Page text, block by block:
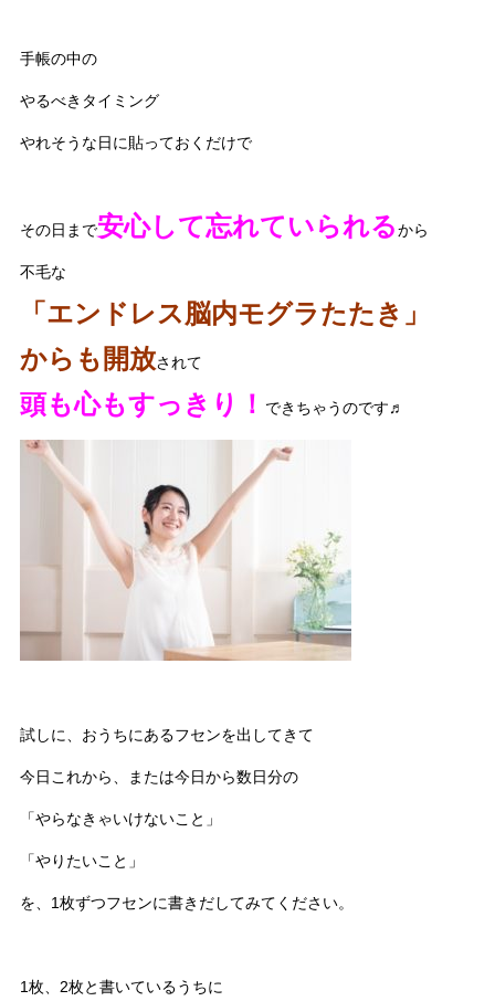
手帳の中の
やるべきタイミング
やれそうな日に貼っておくだけで
その日まで安心して忘れていられるから
不毛な
「エンドレス脳内モグラたたき」
からも開放されて
頭も心もすっきり！ できちゃうのです♬
試しに、おうちにあるフセンを出してきて
今日これから、または今日から数日分の
「やらなきゃいけないこと」
「やりたいこと」
を、1枚ずつフセンに書きだしてみてください。
1枚、2枚と書いているうちに